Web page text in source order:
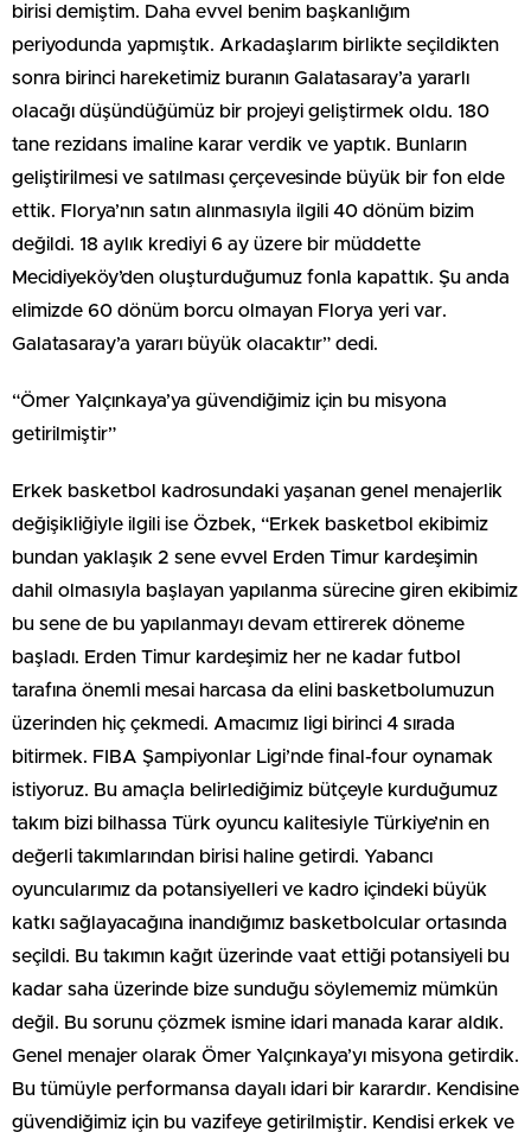
birisi demiştim. Daha evvel benim başkanlığım
periyodunda yapmıştık. Arkadaşlarım birlikte seçildikten
sonra birinci hareketimiz buranın Galatasaray’a yararlı
olacağı düşündüğümüz bir projeyi geliştirmek oldu. 180
tane rezidans imaline karar verdik ve yaptık. Bunların
geliştirilmesi ve satılması çerçevesinde büyük bir fon elde
ettik. Florya’nın satın alınmasıyla ilgili 40 dönüm bizim
değildi. 18 aylık krediyi 6 ay üzere bir müddette
Mecidiyeköy’den oluşturduğumuz fonla kapattık. Şu anda
elimizde 60 dönüm borcu olmayan Florya yeri var.
Galatasaray’a yararı büyük olacaktır” dedi.
“Ömer Yalçınkaya’ya güvendiğimiz için bu misyona
getirilmiştir”
Erkek basketbol kadrosundaki yaşanan genel menajerlik
değişikliğiyle ilgili ise Özbek, “Erkek basketbol ekibimiz
bundan yaklaşık 2 sene evvel Erden Timur kardeşimin
dahil olmasıyla başlayan yapılanma sürecine giren ekibimiz
bu sene de bu yapılanmayı devam ettirerek döneme
başladı. Erden Timur kardeşimiz her ne kadar futbol
tarafına önemli mesai harcasa da elini basketbolumuzun
üzerinden hiç çekmedi. Amacımız ligi birinci 4 sırada
bitirmek. FIBA Şampiyonlar Ligi’nde final-four oynamak
istiyoruz. Bu amaçla belirlediğimiz bütçeyle kurduğumuz
takım bizi bilhassa Türk oyuncu kalitesiyle Türkiye’nin en
değerli takımlarından birisi haline getirdi. Yabancı
oyuncularımız da potansiyelleri ve kadro içindeki büyük
katkı sağlayacağına inandığımız basketbolcular ortasında
seçildi. Bu takımın kağıt üzerinde vaat ettiği potansiyeli bu
kadar saha üzerinde bize sunduğu söylememiz mümkün
değil. Bu sorunu çözmek ismine idari manada karar aldık.
Genel menajer olarak Ömer Yalçınkaya’yı misyona getirdik.
Bu tümüyle performansa dayalı idari bir karardır. Kendisine
güvendiğimiz için bu vazifeye getirilmiştir. Kendisi erkek ve